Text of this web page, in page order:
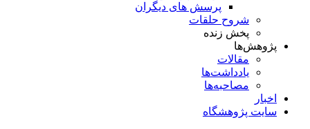
پرسش های دیگران
شروح حلقات
پخش زنده
پژوهش‌ها
مقالات
یادداشت‌ها
مصاحبه‌ها
اخبار
سایت پژوهشگاه